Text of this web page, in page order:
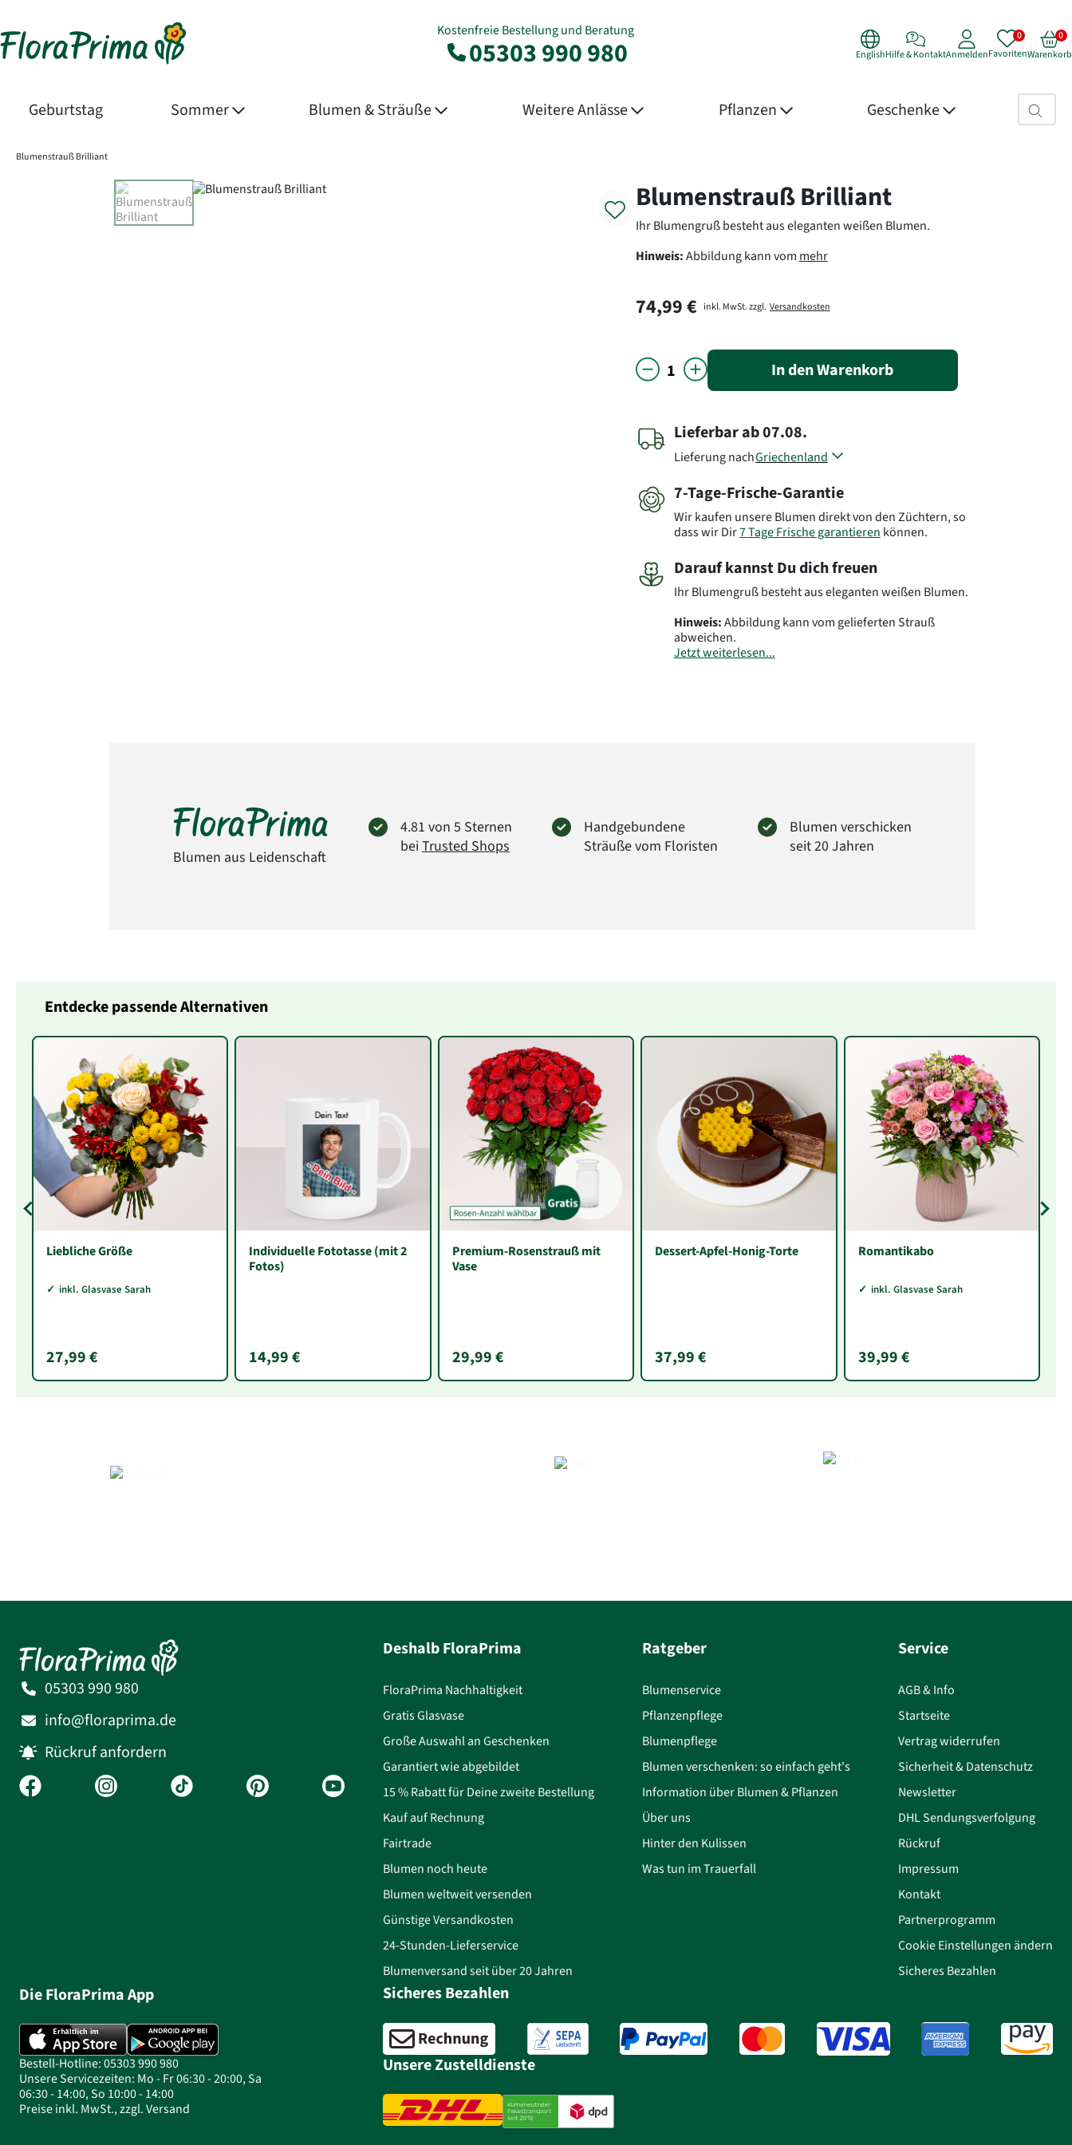
Kostenfreie Bestellung und Beratung
05303 990 980 EnglishHilfe & KontaktAnmeldenFavoritenWarenkorb
Geburtstag Sommer Blumen & Sträuße Weitere Anlässe Pflanzen Geschenke Suchfeld>
Blumenstrauß Brilliant
Product Images Product Details
Blumenstrauß Brilliant
Ihr Blumengruß besteht aus eleganten weißen Blumen.
Hinweis:Abbildung kann vom mehr
74,99 € inkl. MwSt. zzgl. Versandkosten
In den Warenkorb
Lieferbarab07.08.
Lieferung nachGriechenland
Andere Länder, andere Blumen..
7-Tage-Frische-Garantie
Wir kaufen unsere Blumen direkt von den Züchtern, so
dass wir Dir7 Tage Frische garantieren können.
Darauf kannst Du dich freuen
Ihr Blumengruß besteht aus eleganten weißen Blumen.
Hinweis:Abbildung kann vom gelieferten Strauß
abweichen.
Jetzt weiterlesen...
Blumen aus Leidenschaft
4.81 von 5 Sternen
bei Trusted Shops
Handgebundene
Sträuße vom Floristen
Blumen verschicken
seit 20 Jahren
Entdecke passende Alternativen
Liebliche Größe
inkl. Glasvase Sarah
27,99 €
Individuelle Fototasse (mit 2
Fotos)
14,99 €
Premium-Rosenstrauß mit
Vase
29,99 €
Dessert-Apfel-Honig-Torte
37,99 €
Romantikabo
inkl. Glasvase Sarah
39,99 €
05303 990 980
info@floraprima.de
Rückruf anfordern
Die FloraPrima App
Bestell-Hotline: 05303 990 980
Unsere Servicezeiten: Mo - Fr 06:30 - 20:00, Sa
06:30 - 14:00, So 10:00 - 14:00
Preise inkl. MwSt., zzgl. Versand
Deshalb FloraPrima
FloraPrima Nachhaltigkeit
Gratis Glasvase
Große Auswahl an Geschenken
Garantiert wie abgebildet
15 % Rabatt für Deine zweite Bestellung
Kauf auf Rechnung
Fairtrade
Blumen noch heute
Blumen weltweit versenden
Günstige Versandkosten
24-Stunden-Lieferservice
Blumenversand seit über 20 Jahren
Ratgeber
Blumenservice
Pflanzenpflege
Blumenpflege
Blumen verschenken: so einfach geht's
Information über Blumen & Pflanzen
Über uns
Hinter den Kulissen
Was tun im Trauerfall
Service
AGB & Info
Startseite
Vertrag widerrufen
Sicherheit & Datenschutz
Newsletter
DHL Sendungsverfolgung
Rückruf
Impressum
Kontakt
Partnerprogramm
Cookie Einstellungen ändern
Sicheres Bezahlen
Sicheres Bezahlen
Unsere Zustelldienste